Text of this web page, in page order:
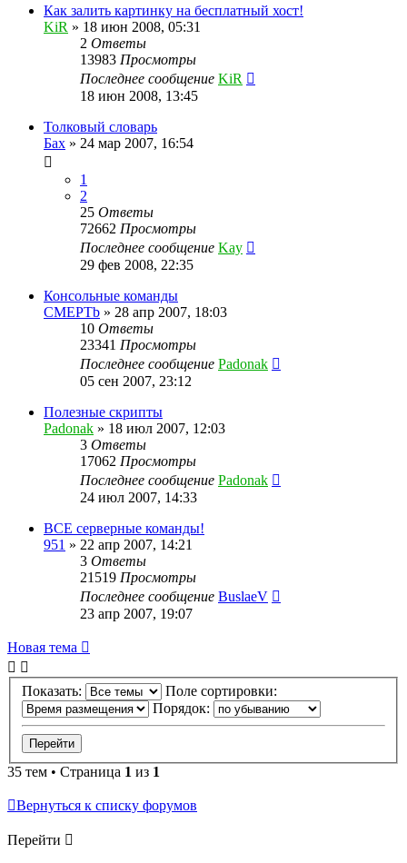
Как залить картинку на бесплатный хост!
KiR » 18 июн 2008, 05:31
2 Ответы
13983 Просмотры
Последнее сообщение KiR
18 июн 2008, 13:45
Толковый словарь
Бах » 24 мар 2007, 16:54
1
2
25 Ответы
72662 Просмотры
Последнее сообщение Kay
29 фев 2008, 22:35
Консольные команды
CMEPTb » 28 апр 2007, 18:03
10 Ответы
23341 Просмотры
Последнее сообщение Padonak
05 сен 2007, 23:12
Полезные скрипты
Padonak » 18 июл 2007, 12:03
3 Ответы
17062 Просмотры
Последнее сообщение Padonak
24 июл 2007, 14:33
ВСЕ серверные команды!
951 » 22 апр 2007, 14:21
3 Ответы
21519 Просмотры
Последнее сообщение BuslaeV
23 апр 2007, 19:07
Новая тема
Показать:
Поле сортировки:
Порядок:
35 тем • Страница 1 из 1
Вернуться к списку форумов
Перейти